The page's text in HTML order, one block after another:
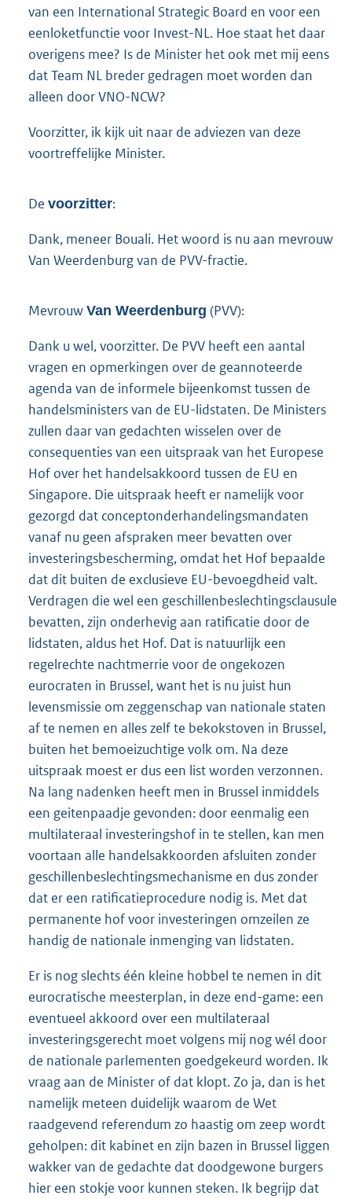
van een International Strategic Board en voor een
eenloketfunctie voor Invest-NL. Hoe staat het daar
overigens mee? Is de Minister het ook met mij eens
dat Team NL breder gedragen moet worden dan
alleen door VNO-NCW?
Voorzitter, ik kijk uit naar de adviezen van deze
voortreffelijke Minister.
De voorzitter:
Dank, meneer Bouali. Het woord is nu aan mevrouw
Van Weerdenburg van de PVV-fractie.
Mevrouw Van Weerdenburg (PVV):
Dank u wel, voorzitter. De PVV heeft een aantal
vragen en opmerkingen over de geannoteerde
agenda van de informele bijeenkomst tussen de
handelsministers van de EU-lidstaten. De Ministers
zullen daar van gedachten wisselen over de
consequenties van een uitspraak van het Europese
Hof over het handelsakkoord tussen de EU en
Singapore. Die uitspraak heeft er namelijk voor
gezorgd dat conceptonderhandelingsmandaten
vanaf nu geen afspraken meer bevatten over
investeringsbescherming, omdat het Hof bepaalde
dat dit buiten de exclusieve EU-bevoegdheid valt.
Verdragen die wel een geschillenbeslechtingsclausule
bevatten, zijn onderhevig aan ratificatie door de
lidstaten, aldus het Hof. Dat is natuurlijk een
regelrechte nachtmerrie voor de ongekozen
eurocraten in Brussel, want het is nu juist hun
levensmissie om zeggenschap van nationale staten
af te nemen en alles zelf te bekokstoven in Brussel,
buiten het bemoeizuchtige volk om. Na deze
uitspraak moest er dus een list worden verzonnen.
Na lang nadenken heeft men in Brussel inmiddels
een geitenpaadje gevonden: door eenmalig een
multilateraal investeringshof in te stellen, kan men
voortaan alle handelsakkoorden afsluiten zonder
geschillenbeslechtingsmechanisme en dus zonder
dat er een ratificatieprocedure nodig is. Met dat
permanente hof voor investeringen omzeilen ze
handig de nationale inmenging van lidstaten.
Er is nog slechts één kleine hobbel te nemen in dit
eurocratische meesterplan, in deze end-game: een
eventueel akkoord over een multilateraal
investeringsgerecht moet volgens mij nog wél door
de nationale parlementen goedgekeurd worden. Ik
vraag aan de Minister of dat klopt. Zo ja, dan is het
namelijk meteen duidelijk waarom de Wet
raadgevend referendum zo haastig om zeep wordt
geholpen: dit kabinet en zijn bazen in Brussel liggen
wakker van de gedachte dat doodgewone burgers
hier een stokje voor kunnen steken. Ik begrijp dat